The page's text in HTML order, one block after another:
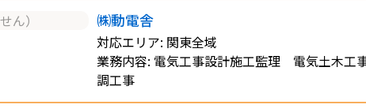
ん） ㈱動電舎
対応エリア: 関東全域
業務内容: 電気工事設計施工監理 電気土木工
調工事